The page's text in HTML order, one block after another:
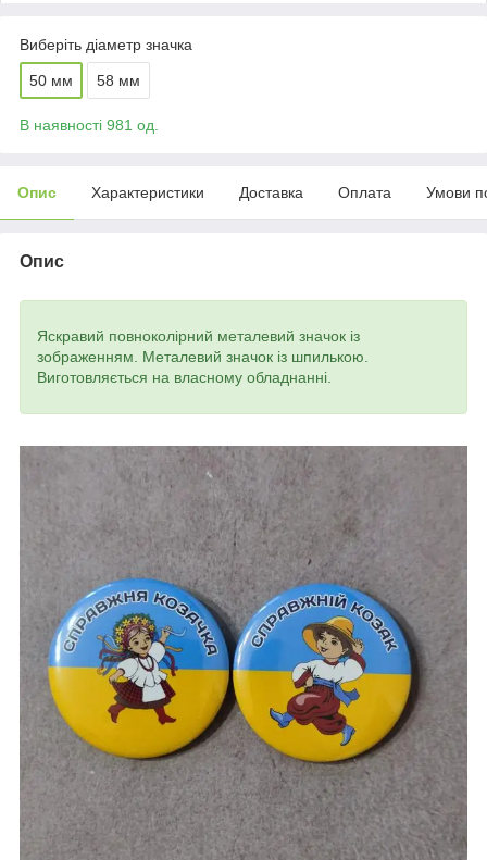
Виберіть діаметр значка
50 мм 58 мм
В наявності 981 од.
Опис Характеристики Доставка Оплата Умови
Опис
Яскравий повноколірний металевий значок із
зображенням. Металевий значок із шпилькою.
Виготовляється на власному обладнанні.